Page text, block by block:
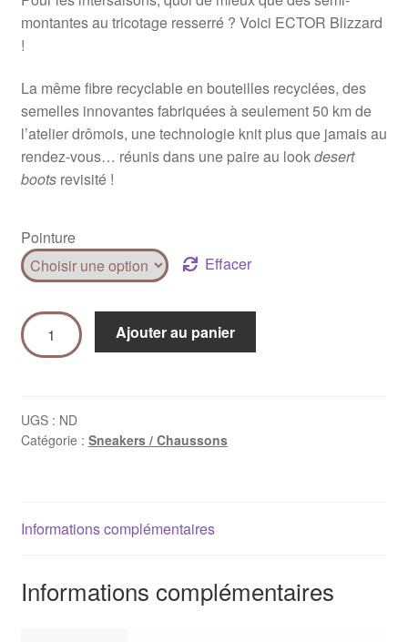
montantes au tricotage resserré ? Voici ECTOR Blizzard
!
La même fibre recyclable en bouteilles recyclées, des
semelles innovantes fabriquées à seulement 50 km de
l’atelier drômois, une technologie knit plus que jamais au
rendez-vous… réunis dans une paire au lookdesert
bootsrevisité !
Pointure
Effacer
Ajouter au panier
UGS : ND
Catégorie : Sneakers / Chaussons
Informations complémentaires
Informations complémentaires